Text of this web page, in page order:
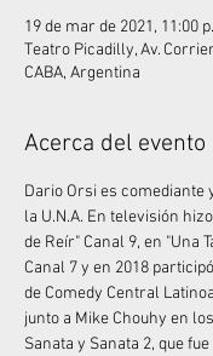
19 de mar de 2021, 11:00
Teatro Picadilly, Av.
CABA, Argentina
Acerca del evento
Dario Orsi es comediante
la U.N.A. En televisión
de Reír" Canal 9, en "Una
Canal 7 y en 2018
de Comedy Central
junto a Mike Chouhy en
Sanata y Sanata 2, que